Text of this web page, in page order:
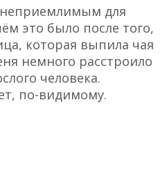
для
это было после того,
которая выпила чая
немного расстроило
человека.
по-видимому.